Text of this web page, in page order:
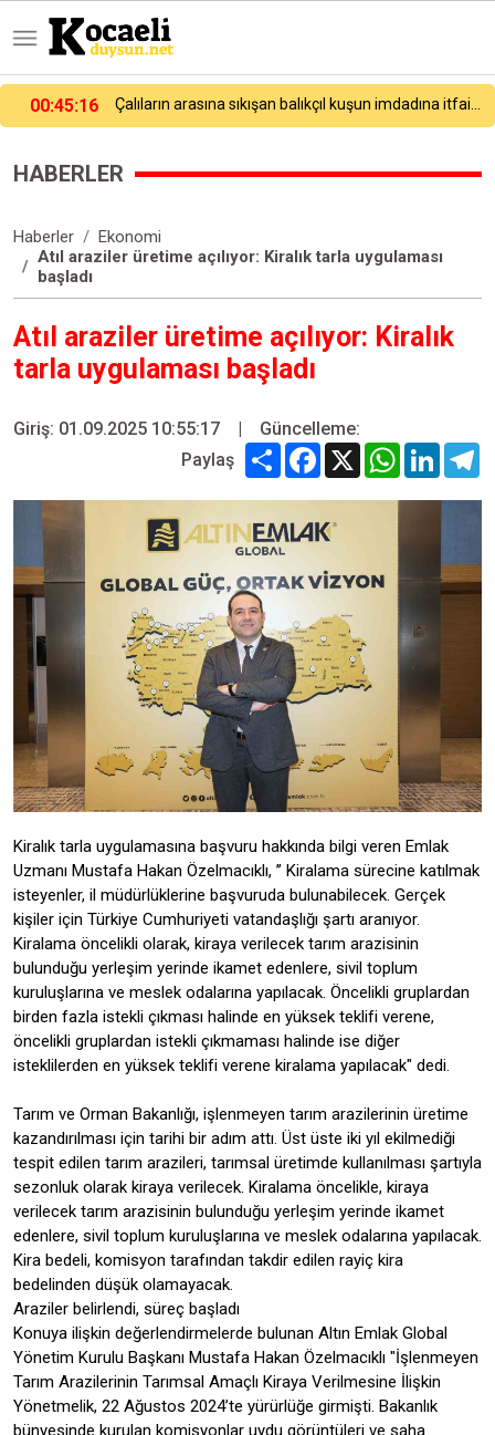
00:24:22 Avcılar’da balık tutarken denize düşen kişi hayatını kaybetti
HABERLER
Haberler
Ekonomi
Atıl araziler üretime açılıyor: Kiralık tarla uygulaması
başladı
Atıl araziler üretime açılıyor: Kiralık
tarla uygulaması başladı
Giriş: 01.09.2025 10:55:17 |
Güncelleme:
Paylaş
Share Facebook
X WhatsApp
Kiralık tarla uygulamasına başvuru hakkında bilgi veren Emlak
Uzmanı Mustafa Hakan Özelmacıklı, ’’ Kiralama sürecine katılmak
isteyenler, il müdürlüklerine başvuruda bulunabilecek. Gerçek
kişiler için Türkiye Cumhuriyeti vatandaşlığı şartı aranıyor.
Kiralama öncelikli olarak, kiraya verilecek tarım arazisinin
bulunduğu yerleşim yerinde ikamet edenlere, sivil toplum
kuruluşlarına ve meslek odalarına yapılacak. Öncelikli gruplardan
birden fazla istekli çıkması halinde en yüksek teklifi verene,
öncelikli gruplardan istekli çıkmaması halinde ise diğer
isteklilerden en yüksek teklifi verene kiralama yapılacak" dedi.
Tarım ve Orman Bakanlığı, işlenmeyen tarım arazilerinin üretime
kazandırılması için tarihi bir adım attı. Üst üste iki yıl ekilmediği
tespit edilen tarım arazileri, tarımsal üretimde kullanılması şartıyla
sezonluk olarak kiraya verilecek. Kiralama öncelikle, kiraya
verilecek tarım arazisinin bulunduğu yerleşim yerinde ikamet
edenlere, sivil toplum kuruluşlarına ve meslek odalarına yapılacak.
Kira bedeli, komisyon tarafından takdir edilen rayiç kira
bedelinden düşük olamayacak.
Araziler belirlendi, süreç başladı
Konuya ilişkin değerlendirmelerde bulunan Altın Emlak Global
Yönetim Kurulu Başkanı Mustafa Hakan Özelmacıklı "İşlenmeyen
Tarım Arazilerinin Tarımsal Amaçlı Kiraya Verilmesine İlişkin
Yönetmelik, 22 Ağustos 2024’te yürürlüğe girmişti. Bakanlık